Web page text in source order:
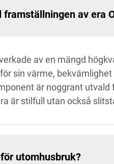
av era
av en mängd
sin värme,
är noggrant
är stilfull utan också
utomhusbruk?